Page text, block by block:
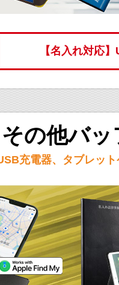
【名入れ対応】
その他バ
充電器、タブレット